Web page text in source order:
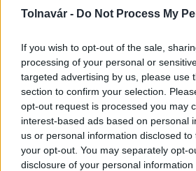
Tolnavár - Do Not Process My
If you wish to opt-out of the sale,
processing of your personal or
targeted advertising by us, please use
section to confirm your selection.
opt-out request is processed you may
interest-based ads based on personal
us or personal information disclosed
your opt-out. You may separately opt-
disclosure of your personal
A hőségben is védik a